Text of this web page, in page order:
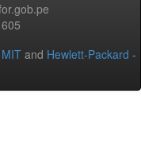
MIT and Hewlett-Packard -